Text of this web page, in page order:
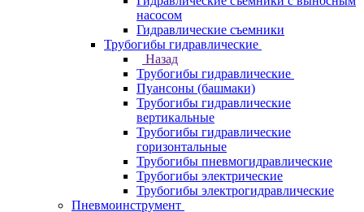
насосом
Гидравлические съемники
Трубогибы гидравлические
Назад
Трубогибы гидравлические
Пуансоны (башмаки)
Трубогибы гидравлические
вертикальные
Трубогибы гидравлические
горизонтальные
Трубогибы пневмогидравлические
Трубогибы электрические
Трубогибы электрогидравлические
Пневмоинструмент